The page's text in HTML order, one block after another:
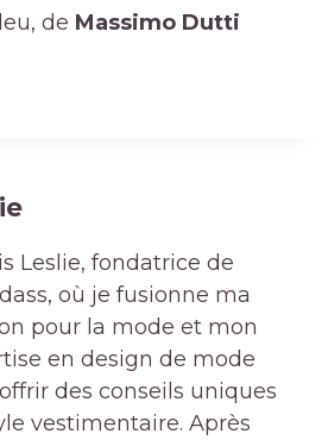
de Massimo Dutti
Leslie, fondatrice de
où je fusionne ma
pour la mode et mon
en design de mode
des conseils uniques
vestimentaire. Après